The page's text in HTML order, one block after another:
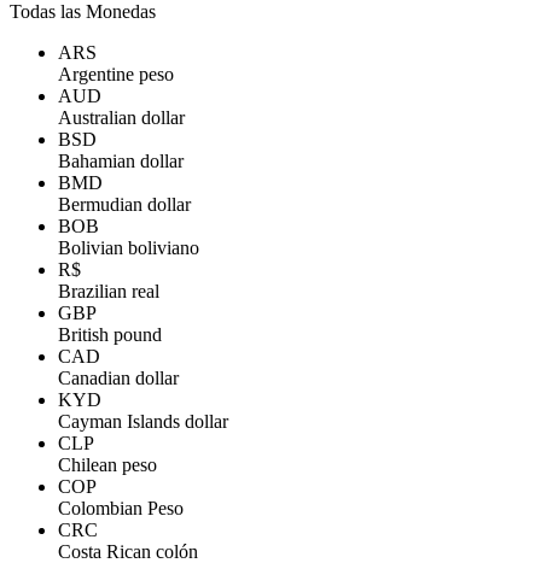
Todas las Monedas
ARS
Argentine peso
AUD
Australian dollar
BSD
Bahamian dollar
BMD
Bermudian dollar
BOB
Bolivian boliviano
R$
Brazilian real
GBP
British pound
CAD
Canadian dollar
KYD
Cayman Islands dollar
CLP
Chilean peso
COP
Colombian Peso
CRC
Costa Rican colón